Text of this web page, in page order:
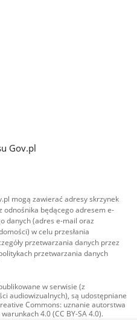
Gov.pl
mogą zawierać adresy skrzynek
odnośnika będącego adresem e-
danych (adres e-mail oraz
w celu przesłania
przetwarzania danych przez
przetwarzania danych
w serwisie (z
audiowizualnych), są udostępniane
Commons: uznanie autorstwa
4.0 (CC BY-SA 4.0).